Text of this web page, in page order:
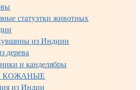
статуэтки животных
из Индиии
дерева
и канделябры
КОЖАНЫЕ
из Индии